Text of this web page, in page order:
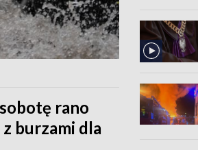
rano
burzami dla